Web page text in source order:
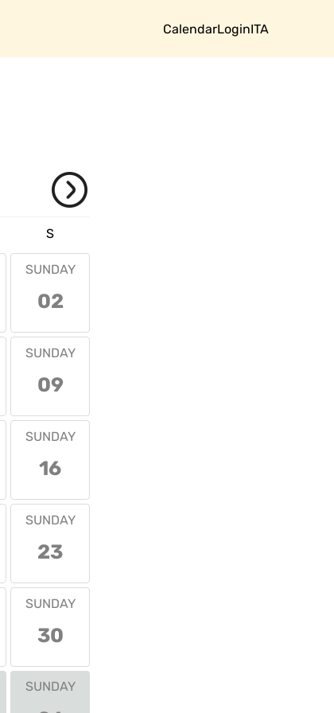
CalendarLoginITA
S
SUNDAY
02
SUNDAY
09
SUNDAY
16
SUNDAY
23
SUNDAY
30
SUNDAY